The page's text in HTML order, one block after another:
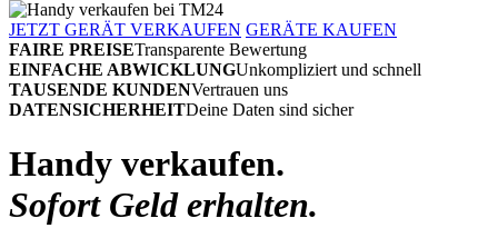
JETZT GERÄT VERKAUFEN GERÄTE KAUFEN
FAIRE PREISETransparente Bewertung
EINFACHE ABWICKLUNGUnkompliziert und schnell
TAUSENDE KUNDENVertrauen uns
DATENSICHERHEITDeine Daten sind sicher
Handy verkaufen.
Sofort Geld erhalten.